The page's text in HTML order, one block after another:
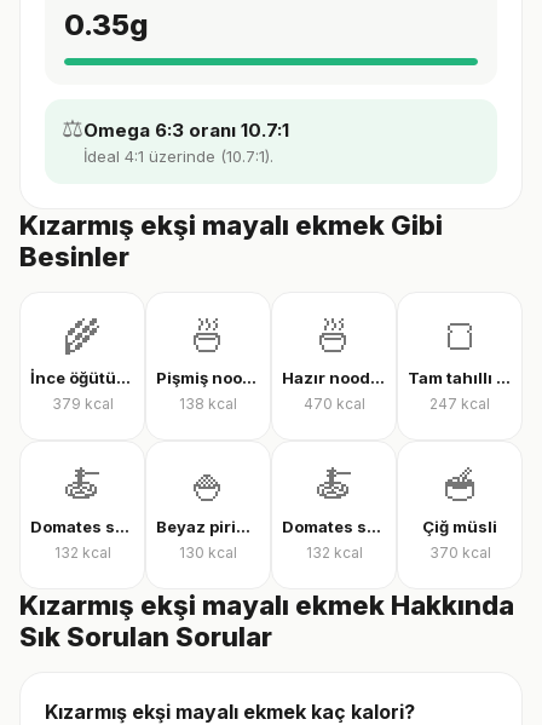
0.35g
⚖️Omega 6:3 oranı 10.7:1
İdeal 4:1 üzerinde (10.7:1).
Kızarmış ekşi mayalı ekmek Gibi
Besinler
🌾
İnce öğütülmüş yulaf (çiğ)
379 kcal
🍜
Pişmiş noodle
138 kcal
🍜
Hazır noodle (kuru)
470 kcal
🍞
Tam tahıllı tam buğday ekmeği
247 kcal
🍝
Domates soslu farfalle makarna
132 kcal
🍚
Beyaz pirinç, pişmiş
130 kcal
🍝
Domates soslu rigatoni
132 kcal
🥣
Çiğ müsli
370 kcal
Kızarmış ekşi mayalı ekmek Hakkında
Sık Sorulan Sorular
Kızarmış ekşi mayalı ekmek kaç kalori?